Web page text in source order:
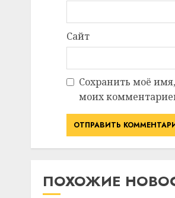
Сайт
Сохранить моё
моих
ПОХОЖИЕ